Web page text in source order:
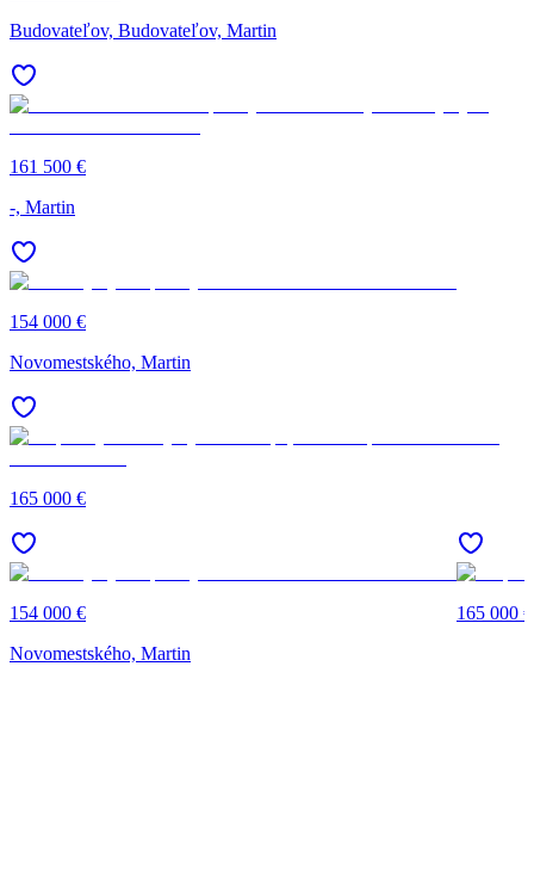
Budovateľov, Budovateľov, Martin
161 500 €
-, Martin
154 000 €
Novomestského, Martin
165 000 €
154 000 €
Novomestského, Martin
165 000 €